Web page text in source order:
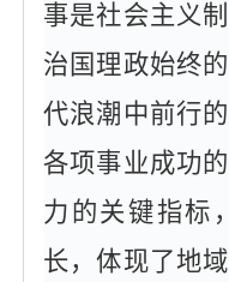
事是社会主义
治国理政始终
代浪潮中前行
各项事业成功
力的关键指标
长，体现了地